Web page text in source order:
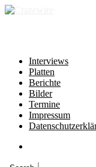
Interviews
Platten
Berichte
Bilder
Termine
Impressum